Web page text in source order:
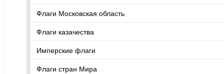
Флаги Московская область
Флаги казачества
Имперские флаги
Флаги стран Мира